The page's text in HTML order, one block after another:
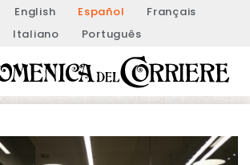
English Español
Français
Italiano
Português